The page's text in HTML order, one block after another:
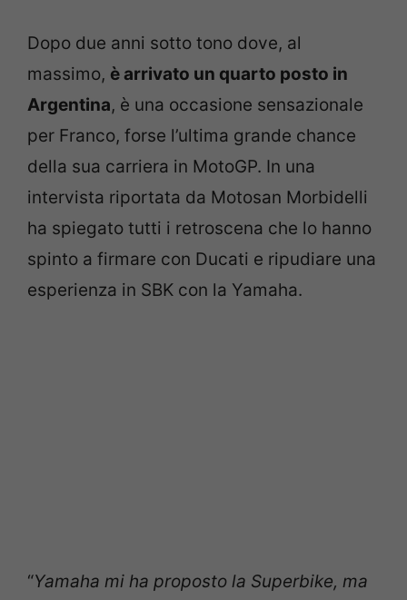
Dopo due anni sotto tono dove, al
massimo, è arrivato un quarto posto in
Argentina, è una occasione sensazionale
per Franco, forse l’ultima grande chance
della sua carriera in MotoGP. In una
intervista riportata da Motosan Morbidelli
ha spiegato tutti i retroscena che lo hanno
spinto a firmare con Ducati e ripudiare una
esperienza in SBK con la Yamaha.
“Yamaha mi ha proposto la Superbike, ma